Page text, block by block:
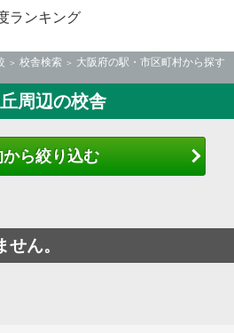
ランキング
校舎検索
大阪府の駅・市区町村から探す
周辺の校舎
から絞り込む
ん。